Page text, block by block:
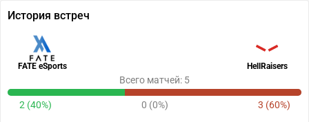
История встреч
FATE eSports HellRaisers
Всего матчей: 5
2 (40%) 0 (0%) 3 (60%)